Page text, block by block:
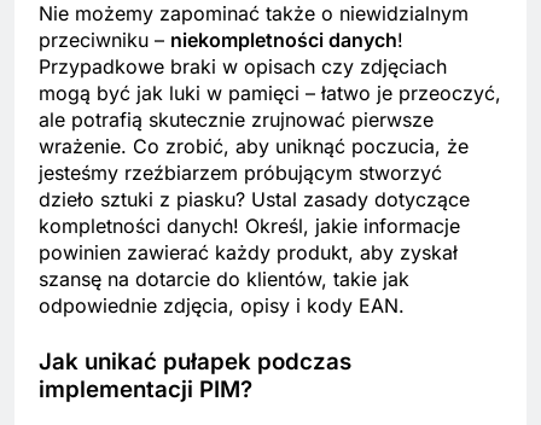
Nie możemy zapominać także o niewidzialnym
przeciwniku – niekompletności danych!
Przypadkowe braki w opisach czy zdjęciach
mogą być jak luki w pamięci – łatwo je przeoczyć,
ale potrafią skutecznie zrujnować pierwsze
wrażenie. Co zrobić, aby uniknąć poczucia, że
jesteśmy rzeźbiarzem próbującym stworzyć
dzieło sztuki z piasku? Ustal zasady dotyczące
kompletności danych! Określ, jakie informacje
powinien zawierać każdy produkt, aby zyskał
szansę na dotarcie do klientów, takie jak
odpowiednie zdjęcia, opisy i kody EAN.
Jak unikać pułapek podczas
implementacji PIM?